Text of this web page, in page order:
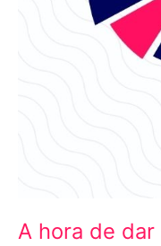
A hora de